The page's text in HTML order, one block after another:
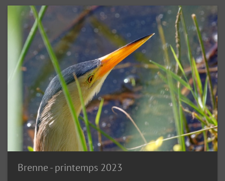
Brenne - printemps 2023